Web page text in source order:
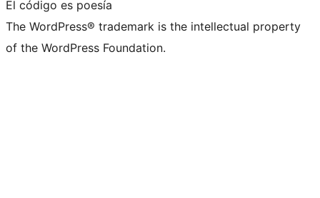
El código es poesía
The WordPress® trademark is the intellectual property
of the WordPress Foundation.